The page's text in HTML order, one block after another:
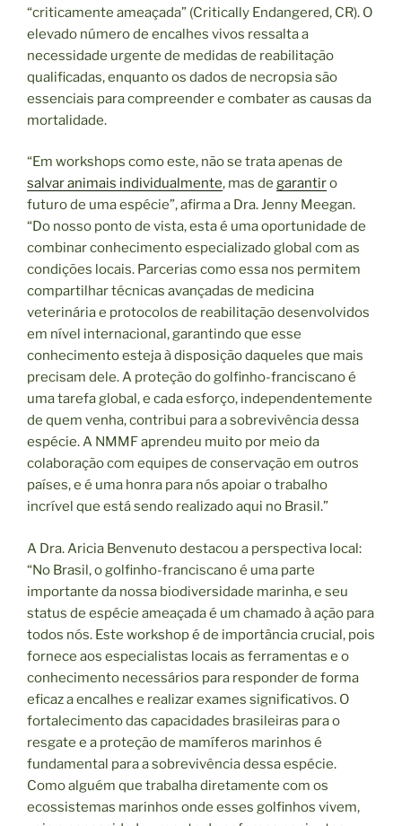
“criticamente ameaçada” (Critically Endangered, CR). O
elevado número de encalhes vivos ressalta a
necessidade urgente de medidas de reabilitação
qualificadas, enquanto os dados de necropsia são
essenciais para compreender e combater as causas da
mortalidade.
“Em workshops como este, não se trata apenas de
salvar animais individualmente, mas de garantiro
futuro de uma espécie”, afirma a Dra. Jenny Meegan.
“Do nosso ponto de vista, esta é uma oportunidade de
combinar conhecimento especializado global com as
condições locais. Parcerias como essa nos permitem
compartilhar técnicas avançadas de medicina
veterinária e protocolos de reabilitação desenvolvidos
em nível internacional, garantindo que esse
conhecimento esteja à disposição daqueles que mais
precisam dele. A proteção do golfinho-franciscano é
uma tarefa global, e cada esforço, independentemente
de quem venha, contribui para a sobrevivência dessa
espécie. A NMMF aprendeu muito por meio da
colaboração com equipes de conservação em outros
países, e é uma honra para nós apoiar o trabalho
incrível que está sendo realizado aqui no Brasil.”
A Dra. Aricia Benvenuto destacou a perspectiva local:
“No Brasil, o golfinho-franciscano é uma parte
importante da nossa biodiversidade marinha, e seu
status de espécie ameaçada é um chamado à ação para
todos nós. Este workshop é de importância crucial, pois
fornece aos especialistas locais as ferramentas e o
conhecimento necessários para responder de forma
eficaz a encalhes e realizar exames significativos. O
fortalecimento das capacidades brasileiras para o
resgate e a proteção de mamíferos marinhos é
fundamental para a sobrevivência dessa espécie.
Como alguém que trabalha diretamente com os
ecossistemas marinhos onde esses golfinhos vivem,